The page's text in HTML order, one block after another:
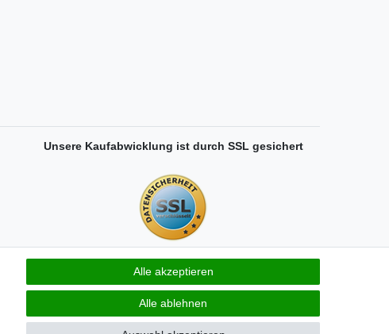
Unsere Kaufabwicklung ist durch SSL gesichert
Alle akzeptieren
Alle ablehnen